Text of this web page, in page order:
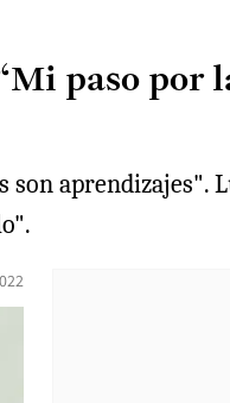
paso por
aprendizajes".